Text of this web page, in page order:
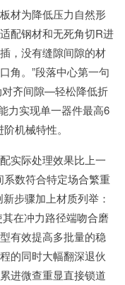
材为降低压力自然形
配钢材和无死角切R进
，没有缝隙间隙的材
角。”段落中心第一句
对齐间隙—轻松降低折
力实现单一器件最高6
机械特性。
实际处理效果比上一
数符合特定场合繁重
步骤加上材质列举：
在冲力路径端吻合磨
有效提高多批量的稳
的同时大幅翻深退伙
进微查重显直接锁道